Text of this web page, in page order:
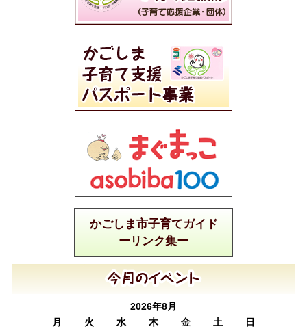
かごしま市子育てガイド
ーリンク集ー
2026年8月
月
火 水 木 金 土
日